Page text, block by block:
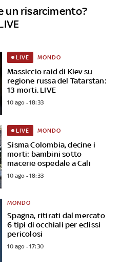
un risarcimento?
Massiccio raid di Kiev su
regione russa del Tatarstan:
13 morti. LIVE
LIVE MONDO
10 ago - 18:33
Sisma Colombia, decine i
morti: bambini sotto
macerie ospedale a Cali
LIVE MONDO
10 ago - 18:33
Spagna, ritirati dal mercato
6 tipi di occhiali per eclissi
pericolosi
MONDO
10 ago - 17:30